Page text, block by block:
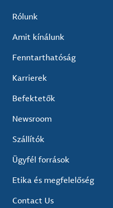
Rólunk
Amit kínálunk
Fenntarthatóság
Karrierek
Befektetők
Newsroom
Szállítók
Ügyfél források
Etika és megfelelőség
Contact Us